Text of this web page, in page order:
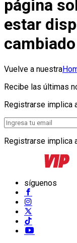
página
estar
Vuelve a nuestra
Recibe las últimas
Registrarse implica
Registrarse implica
síguenos